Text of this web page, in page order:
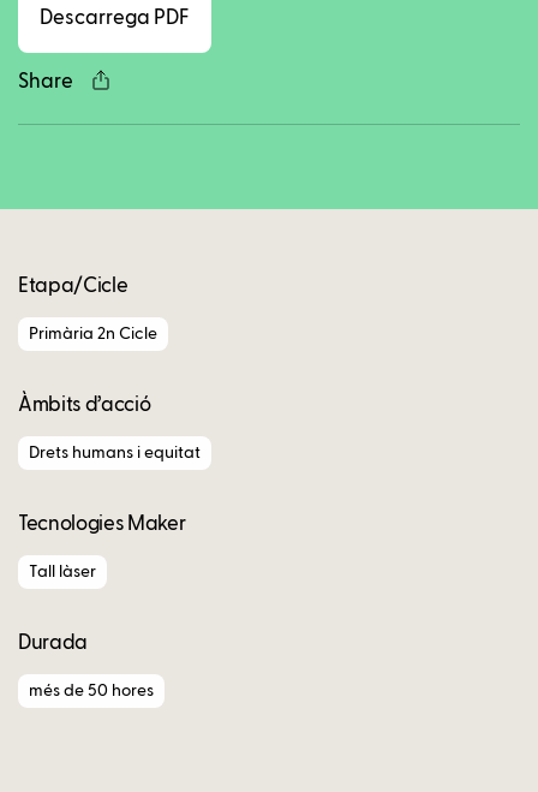
Descarrega PDF
Share
Etapa/Cicle
Primària 2n Cicle
Àmbits d’acció
Drets humans i equitat
Tecnologies Maker
Tall làser
Durada
més de 50 hores